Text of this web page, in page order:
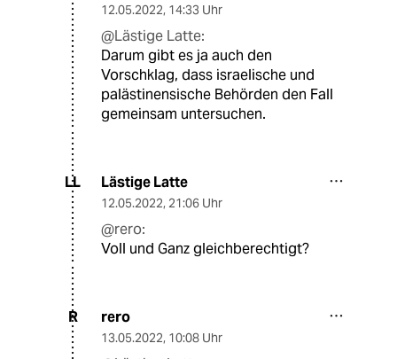
12.05.2022, 14:33 Uhr
@Lästige Latte:
Darum gibt es ja auch den
Vorschklag, dass israelische und
palästinensische Behörden den Fall
gemeinsam untersuchen.
LL Lästige Latte
12.05.2022, 21:06 Uhr
@rero:
Voll und Ganz gleichberechtigt?
R rero
13.05.2022, 10:08 Uhr